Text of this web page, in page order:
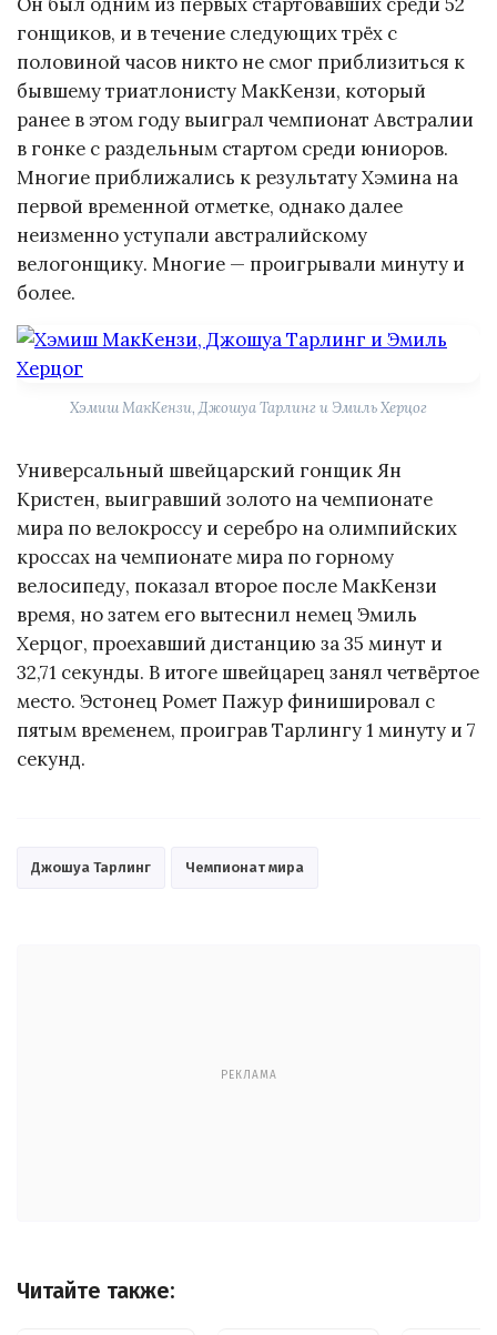
гонщиков, и в течение следующих трёх с
половиной часов никто не смог приблизиться к
бывшему триатлонисту МакКензи, который
ранее в этом году выиграл чемпионат Австралии
в гонке с раздельным стартом среди юниоров.
Многие приближались к результату Хэмина на
первой временной отметке, однако далее
неизменно уступали австралийскому
велогонщику. Многие — проигрывали минуту и
более.
Хэмиш МакКензи, Джошуа Тарлинг и Эмиль Херцог
Универсальный швейцарский гонщик Ян
Кристен, выигравший золото на чемпионате
мира по велокроссу и серебро на олимпийских
кроссах на чемпионате мира по горному
велосипеду, показал второе после МакКензи
время, но затем его вытеснил немец Эмиль
Херцог, проехавший дистанцию за 35 минут и
32,71 секунды. В итоге швейцарец занял четвёртое
место. Эстонец Ромет Пажур финишировал с
пятым временем, проиграв Тарлингу 1 минуту и 7
секунд.
Джошуа Тарлинг Чемпионат мира
РЕКЛАМА
Читайте также: